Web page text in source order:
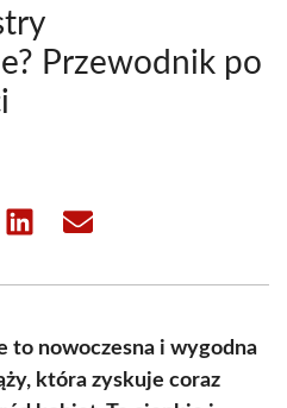
Przewodnik po
Share Share
to nowoczesna i wygodna
która zyskuje coraz